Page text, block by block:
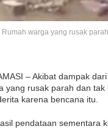
Rumah warga yang rusak
– Akibat dampak
yang rusak parah dan
karena bencana itu.
pendataan